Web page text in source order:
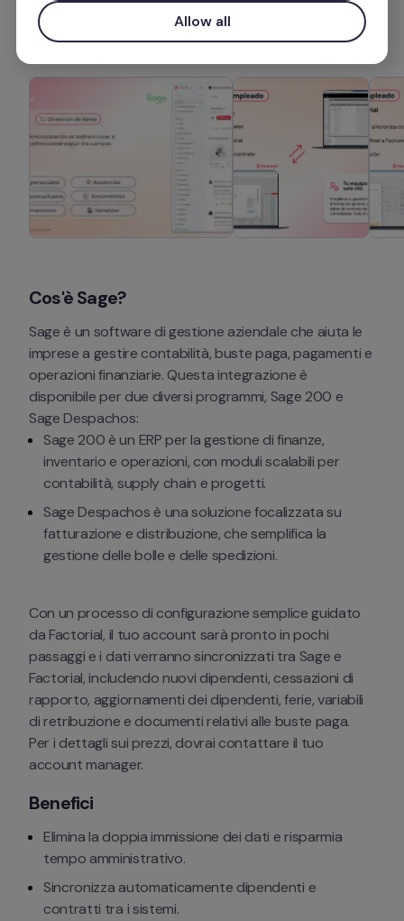
Ulteriori informazioni
Cos'è Sage?
Sage è un software di gestione aziendale che aiuta le
imprese a gestire contabilità, buste paga, pagamenti e
operazioni finanziarie. Questa integrazione è
disponibile per due diversi programmi, Sage 200 e
Sage Despachos:
Sage 200 è un ERP per la gestione di finanze,
inventario e operazioni, con moduli scalabili per
contabilità, supply chain e progetti.
Sage Despachos è una soluzione focalizzata su
fatturazione e distribuzione, che semplifica la
gestione delle bolle e delle spedizioni.
Con un processo di configurazione semplice guidato
da Factorial, il tuo account sarà pronto in pochi
passaggi e i dati verranno sincronizzati tra Sage e
Factorial, includendo nuovi dipendenti, cessazioni di
rapporto, aggiornamenti dei dipendenti, ferie, variabili
di retribuzione e documenti relativi alle buste paga.
Per i dettagli sui prezzi, dovrai contattare il tuo
account manager.
Benefici
Elimina la doppia immissione dei dati e risparmia
tempo amministrativo.
Sincronizza automaticamente dipendenti e
contratti tra i sistemi.
Allow all